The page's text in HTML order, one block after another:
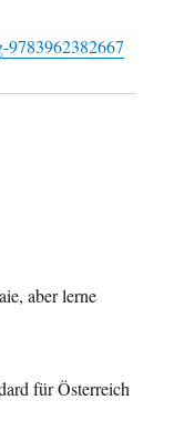
9783962382667
aber lerne
für Österreich